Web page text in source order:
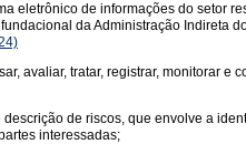
eletrônico de informações do
da Administração Indireta
avaliar, tratar, registrar, monitorar
de riscos, que envolve a
interessadas;